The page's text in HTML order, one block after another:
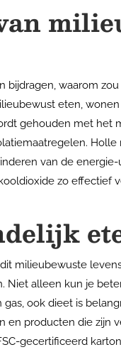
bijdragen, waarom
eten,
gehouden met het
van de
zo effectief
milieubewuste
Niet alleen kun je
ook dieet is
en producten die zijn
gecertificeerd